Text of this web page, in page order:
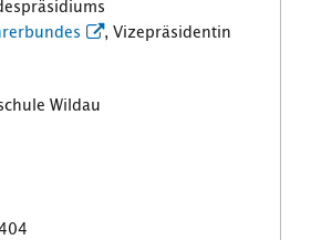
, Vizepräsidentin
Wildau